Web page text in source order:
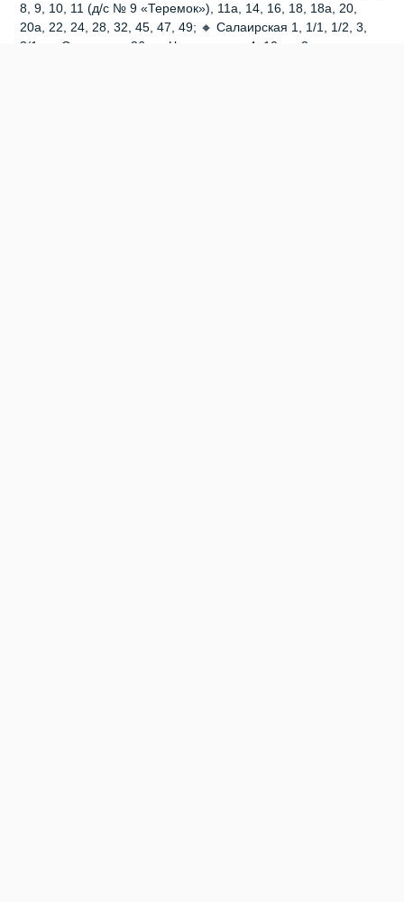
8, 9, 10, 11 (д/с № 9 «Теремок»), 11а, 14, 16, 18, 18а, 20,
20а, 22, 24, 28, 32, 45, 47, 49; 🔸 Салаирская 1, 1/1, 1/2, 3,
3/1; 🔸 Солнечная 36; 🔸 Черемушная 4, 10; 🔸 2-ая